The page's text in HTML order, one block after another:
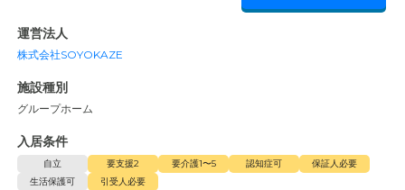
運営法人
株式会社SOYOKAZE
施設種別
グループホーム
入居条件
自立 要支援2 要介護1〜5 認知症可
保証人必要
生活保護可
引受人必要